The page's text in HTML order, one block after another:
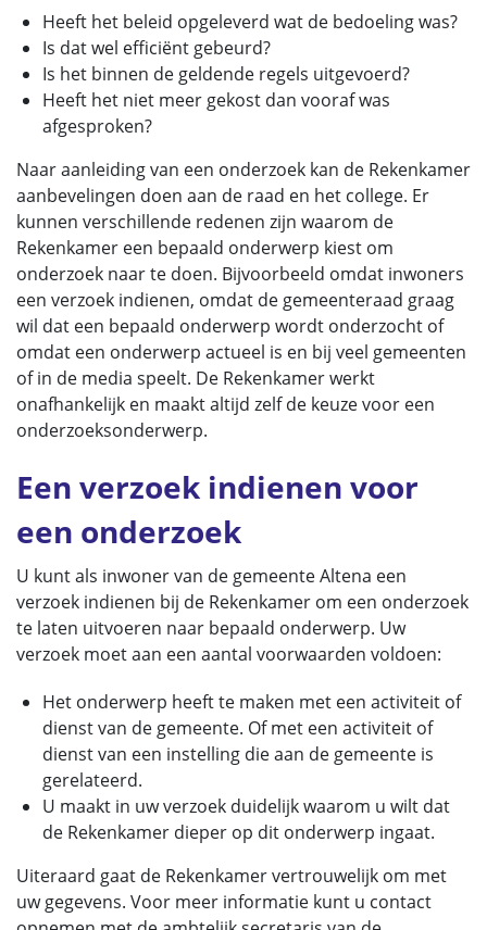
Heeft het beleid opgeleverd wat de bedoeling was?
Is dat wel efficiënt gebeurd?
Is het binnen de geldende regels uitgevoerd?
Heeft het niet meer gekost dan vooraf was
afgesproken?
Naar aanleiding van een onderzoek kan de Rekenkamer
aanbevelingen doen aan de raad en het college. Er
kunnen verschillende redenen zijn waarom de
Rekenkamer een bepaald onderwerp kiest om
onderzoek naar te doen. Bijvoorbeeld omdat inwoners
een verzoek indienen, omdat de gemeenteraad graag
wil dat een bepaald onderwerp wordt onderzocht of
omdat een onderwerp actueel is en bij veel gemeenten
of in de media speelt. De Rekenkamer werkt
onafhankelijk en maakt altijd zelf de keuze voor een
onderzoeksonderwerp.
Een verzoek indienen voor
een onderzoek
U kunt als inwoner van de gemeente Altena een
verzoek indienen bij de Rekenkamer om een onderzoek
te laten uitvoeren naar bepaald onderwerp. Uw
verzoek moet aan een aantal voorwaarden voldoen:
Het onderwerp heeft te maken met een activiteit of
dienst van de gemeente. Of met een activiteit of
dienst van een instelling die aan de gemeente is
gerelateerd.
U maakt in uw verzoek duidelijk waarom u wilt dat
de Rekenkamer dieper op dit onderwerp ingaat.
Uiteraard gaat de Rekenkamer vertrouwelijk om met
uw gegevens. Voor meer informatie kunt u contact